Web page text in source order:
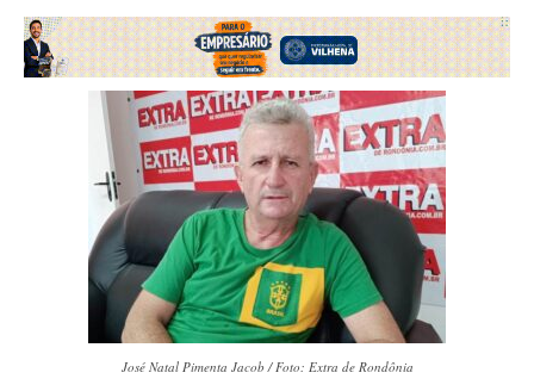
José Natal Pimenta Jacob / Foto: Extra de Rondônia